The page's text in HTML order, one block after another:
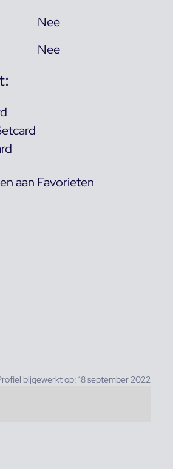
Nee
Nee
aan Favorieten
bijgewerkt op: 18 september 2022